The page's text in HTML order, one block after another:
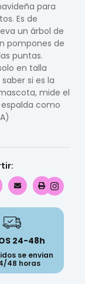
para
Es de
un árbol de
pompones de
puntas.
en talla
si es la
mide el
como
24-48h
se envian
48 horas